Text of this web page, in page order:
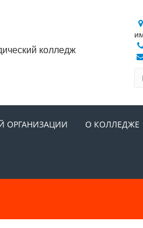
колледж
ОРГАНИЗАЦИИ О КОЛЛЕДЖЕ